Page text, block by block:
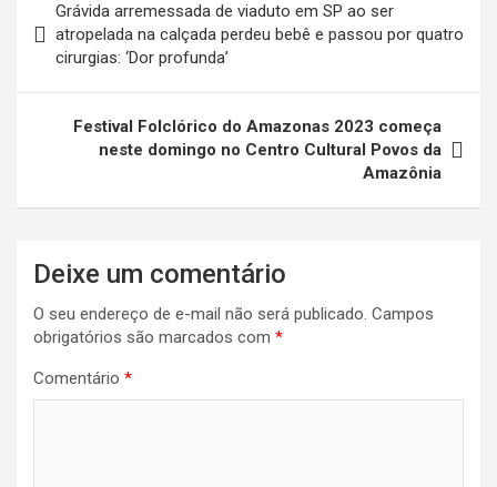
de
Post
Grávida arremessada de viaduto em SP ao ser
atropelada na calçada perdeu bebê e passou por quatro
cirurgias: ‘Dor profunda’
Festival Folclórico do Amazonas 2023 começa
neste domingo no Centro Cultural Povos da
Amazônia
Deixe um comentário
O seu endereço de e-mail não será publicado. Campos
obrigatórios são marcados com *
Comentário *